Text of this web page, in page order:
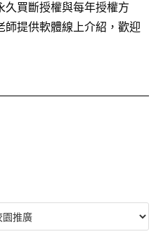
久買斷授權與每年授權方
提供軟體線上介紹， 歡迎